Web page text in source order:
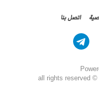
all rights reserved ©
اتصل بنا